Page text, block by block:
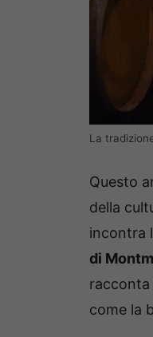
La
Questo
della
incontra
di
racconta
come la